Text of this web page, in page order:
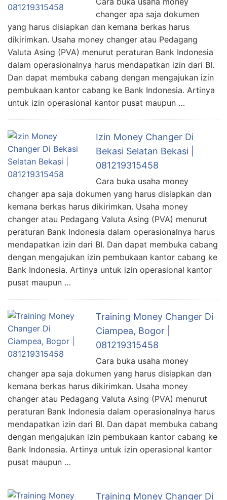
changer apa saja dokumen
yang harus disiapkan dan kemana berkas harus
dikirimkan. Usaha money changer atau Pedagang
Valuta Asing (PVA) menurut peraturan Bank Indonesia
dalam operasionalnya harus mendapatkan izin dari BI.
Dan dapat membuka cabang dengan mengajukan izin
pembukaan kantor cabang ke Bank Indonesia. Artinya
untuk izin operasional kantor pusat maupun …
Izin Money Changer Di
Bekasi Selatan Bekasi |
081219315458
Cara buka usaha money
changer apa saja dokumen yang harus disiapkan dan
kemana berkas harus dikirimkan. Usaha money
changer atau Pedagang Valuta Asing (PVA) menurut
peraturan Bank Indonesia dalam operasionalnya harus
mendapatkan izin dari BI. Dan dapat membuka cabang
dengan mengajukan izin pembukaan kantor cabang ke
Bank Indonesia. Artinya untuk izin operasional kantor
pusat maupun …
Training Money Changer Di
Ciampea, Bogor |
081219315458
Cara buka usaha money
changer apa saja dokumen yang harus disiapkan dan
kemana berkas harus dikirimkan. Usaha money
changer atau Pedagang Valuta Asing (PVA) menurut
peraturan Bank Indonesia dalam operasionalnya harus
mendapatkan izin dari BI. Dan dapat membuka cabang
dengan mengajukan izin pembukaan kantor cabang ke
Bank Indonesia. Artinya untuk izin operasional kantor
pusat maupun …
Training Money Changer Di